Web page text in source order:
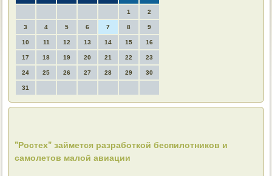
1 2
3 4 5 6 7 8 9
10 11 12 13 14 15 16
17 18 19 20 21 22 23
24 25 26 27 28 29 30
31
"Ростех" займется разработкой беспилотников и
самолетов малой авиации